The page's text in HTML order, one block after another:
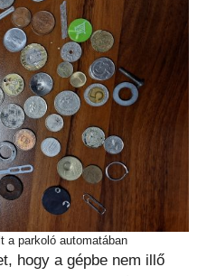
a parkoló automatában
hogy a gépbe nem illő